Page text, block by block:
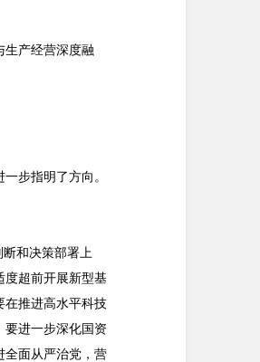
生产经营深度融
步指明了方向。
和决策部署上
度超前开展新型基
在推进高水平科技
要进一步深化国资
全面从严治党，营